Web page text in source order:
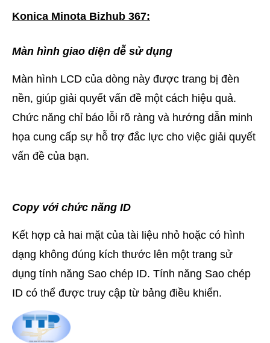
Konica Minota Bizhub 367:
Màn hình giao diện dễ sử dụng
Màn hình LCD của dòng này được trang bị đèn
nền, giúp giải quyết vấn đề một cách hiệu quả.
Chức năng chỉ báo lỗi rõ ràng và hướng dẫn minh
họa cung cấp sự hỗ trợ đắc lực cho việc giải quyết
vấn đề của bạn.
Copy với chức năng ID
Kết hợp cả hai mặt của tài liệu nhỏ hoặc có hình
dạng không đúng kích thước lên một trang sử
dụng tính năng Sao chép ID. Tính năng Sao chép
ID có thể được truy cập từ bảng điều khiển.